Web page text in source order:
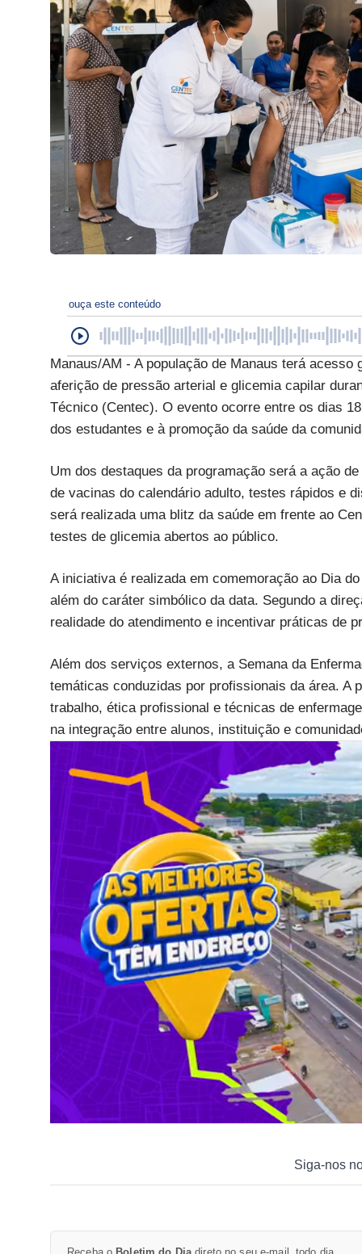
ouça este conteúdo
Manaus/AM - A população de Manaus terá
aferição de pressão arterial e glicemia capilar
Técnico (Centec). O evento ocorre entre os dias
dos estudantes e à promoção da saúde da
Um dos destaques da programação será a ação
de vacinas do calendário adulto, testes rápidos e
será realizada uma blitz da saúde em frente ao
testes de glicemia abertos ao público.
A iniciativa é realizada em comemoração ao Dia
além do caráter simbólico da data. Segundo a
realidade do atendimento e incentivar práticas de
Além dos serviços externos, a Semana da
temáticas conduzidas por profissionais da área. A
trabalho, ética profissional e técnicas de
na integração entre alunos, instituição e
Siga-nos